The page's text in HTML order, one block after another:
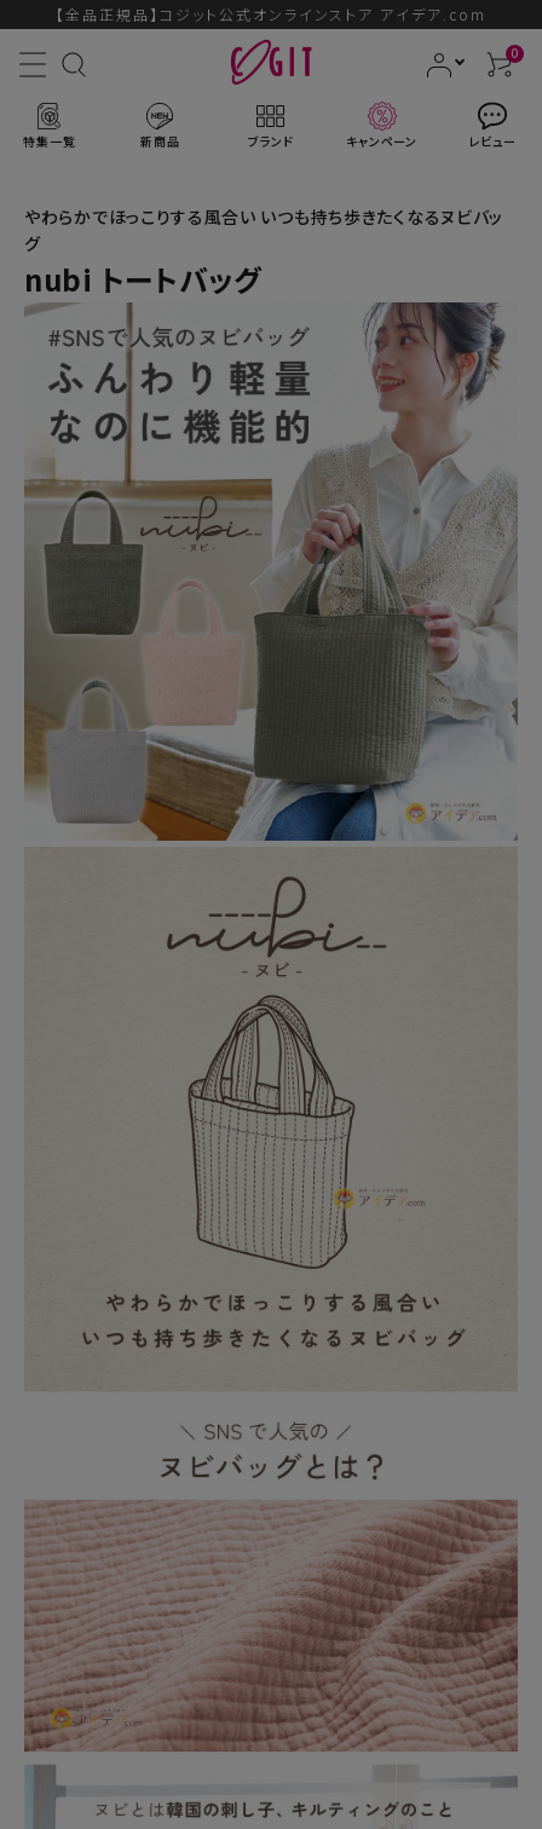
【全品正規品】コジット公式オンラインストア アイデア.com
0
特集一覧 新商品 ブランド キャンペーン レビュー
ACCOUNT MENU
ようこそ ゲスト 様
ログイン 会員登録
ブランドから探す
新商品
暑さ・紫外線対策グッズ
掃除グッズ
ビューティー
ご利用ガイド
プライバシーポリシー
特定商取引法について
会社概要
お問い合わせ
やわらかでほっこりする風合い いつも持ち歩きたくなるヌビバッ
グ
nubi トートバッグ